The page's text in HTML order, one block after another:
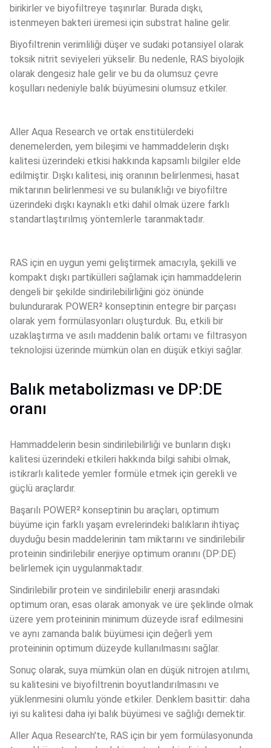
birikirler ve biyofiltreye taşınırlar. Burada dışkı,
istenmeyen bakteri üremesi için substrat haline gelir.
Biyofiltrenin verimliliği düşer ve sudaki potansiyel olarak
toksik nitrit seviyeleri yükselir. Bu nedenle, RAS biyolojik
olarak dengesiz hale gelir ve bu da olumsuz çevre
koşulları nedeniyle balık büyümesini olumsuz etkiler.
Aller Aqua Research ve ortak enstitülerdeki
denemelerden, yem bileşimi ve hammaddelerin dışkı
kalitesi üzerindeki etkisi hakkında kapsamlı bilgiler elde
edilmiştir. Dışkı kalitesi, iniş oranının belirlenmesi, hasat
miktarının belirlenmesi ve su bulanıklığı ve biyofiltre
üzerindeki dışkı kaynaklı etki dahil olmak üzere farklı
standartlaştırılmış yöntemlerle taranmaktadır.
RAS için en uygun yemi geliştirmek amacıyla, şekilli ve
kompakt dışkı partikülleri sağlamak için hammaddelerin
dengeli bir şekilde sindirilebilirliğini göz önünde
bulundurarak POWER² konseptinin entegre bir parçası
olarak yem formülasyonları oluşturduk. Bu, etkili bir
uzaklaştırma ve asılı maddenin balık ortamı ve filtrasyon
teknolojisi üzerinde mümkün olan en düşük etkiyi sağlar.
Balık metabolizması ve DP:DE
oranı
Hammaddelerin besin sindirilebilirliği ve bunların dışkı
kalitesi üzerindeki etkileri hakkında bilgi sahibi olmak,
istikrarlı kalitede yemler formüle etmek için gerekli ve
güçlü araçlardır.
Başarılı POWER² konseptinin bu araçları, optimum
büyüme için farklı yaşam evrelerindeki balıkların ihtiyaç
duyduğu besin maddelerinin tam miktarını ve sindirilebilir
proteinin sindirilebilir enerjiye optimum oranını (DP:DE)
belirlemek için uygulanmaktadır.
Sindirilebilir protein ve sindirilebilir enerji arasındaki
optimum oran, esas olarak amonyak ve üre şeklinde olmak
üzere yem proteininin minimum düzeyde israf edilmesini
ve aynı zamanda balık büyümesi için değerli yem
proteininin optimum düzeyde kullanılmasını sağlar.
Sonuç olarak, suya mümkün olan en düşük nitrojen atılımı,
su kalitesini ve biyofiltrenin boyutlandırılmasını ve
yüklenmesini olumlu yönde etkiler. Denklem basittir: daha
iyi su kalitesi daha iyi balık büyümesi ve sağlığı demektir.
Aller Aqua Research'te, RAS için bir yem formülasyonunda